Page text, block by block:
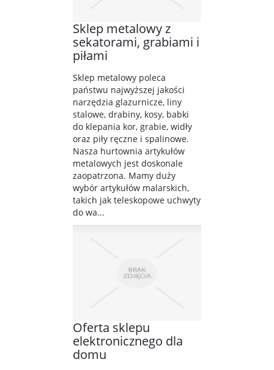
Sklep metalowy z
sekatorami, grabiami i
piłami
Sklep metalowy poleca
państwu najwyższej jakości
narzędzia glazurnicze, liny
stalowe, drabiny, kosy, babki
do klepania kor, grabie, widły
oraz piły ręczne i spalinowe.
Nasza hurtownia artykułów
metalowych jest doskonale
zaopatrzona. Mamy duży
wybór artykułów malarskich,
takich jak teleskopowe uchwyty
do wa...
Oferta sklepu
elektronicznego dla
domu